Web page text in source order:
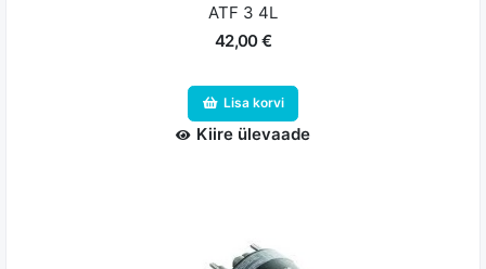
ATF 3 4L
42,00 €
Lisa korvi
Kiire ülevaade